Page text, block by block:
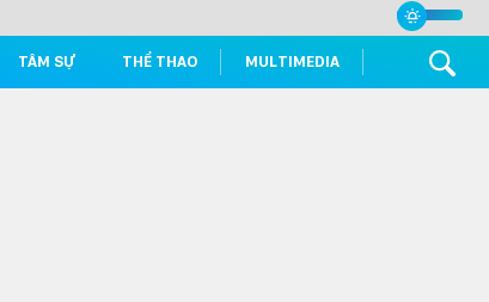
TÂM SỰ THỂ THAO MULTIMEDIA